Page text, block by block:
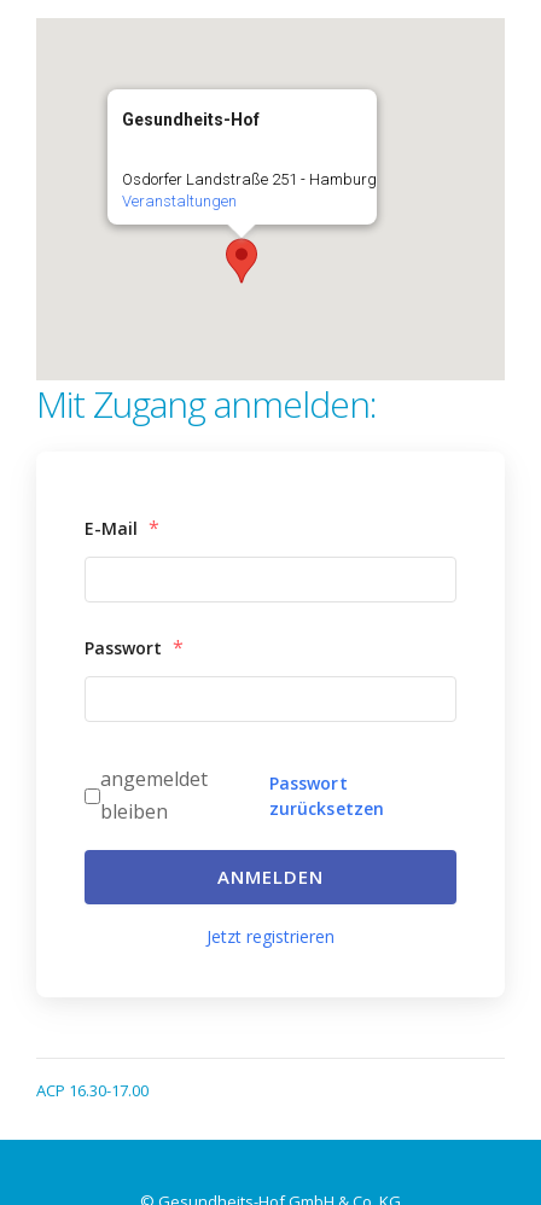
Gesundheits-Hof
Osdorfer Landstraße 251 - Hamburg
Veranstaltungen
Mit Zugang anmelden:
E-Mail *
Passwort *
angemeldet
bleiben
Passwort
zurücksetzen
ANMELDEN
Jetzt registrieren
ACP 16.30-17.00